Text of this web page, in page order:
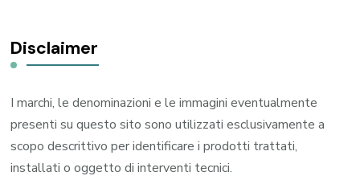
Disclaimer
I marchi, le denominazioni e le immagini eventualmente
presenti su questo sito sono utilizzati esclusivamente a
scopo descrittivo per identificare i prodotti trattati,
installati o oggetto di interventi tecnici.